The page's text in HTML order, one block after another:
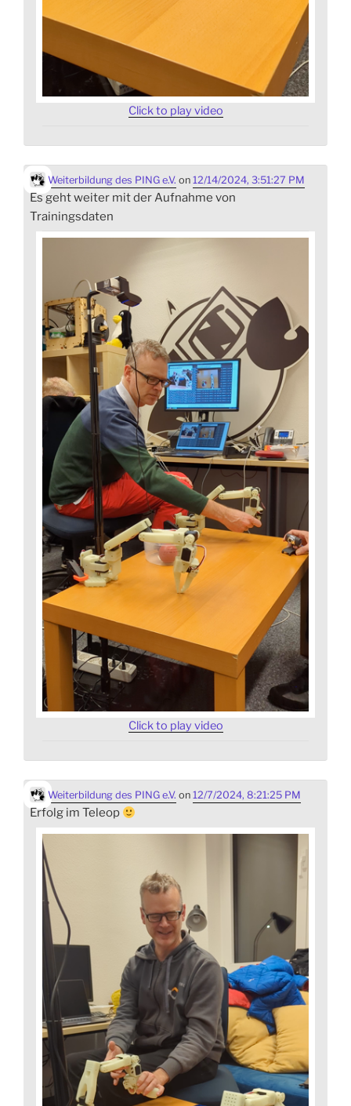
Click to play video
Weiterbildung des PING e.V. on 12/14/2024, 3:51:27 PM
Es geht weiter mit der Aufnahme von
Trainingsdaten
Click to play video
Weiterbildung des PING e.V. on 12/7/2024, 8:21:25 PM
Erfolg im Teleop